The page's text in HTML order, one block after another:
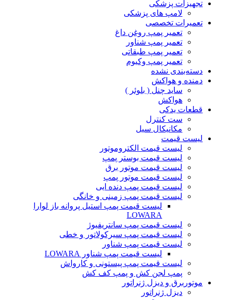
تجهیزات پزشکی
لامپ های پزشکی
تعمیرات تخصصی
تعمیر پمپ روغن داغ
تعمیر پمپ شناور
تعمیر پمپ طبقاتی
تعمیر پمپ وکیوم
دسته‌بندی نشده
دمنده و هواکش
ساید چنل ( بلوئر )
هواکش
قطعات یدکی
ست کنترل
مکانیکال سیل
لیست قیمت
لیست قیمت الکتروموتور
لیست قیمت بوستر پمپ
لیست قیمت موتور برق
لیست قیمت موتور پمپ
لیست قیمت پمپ دنده ایی
لیست قیمت پمپ زمینی و خانگی
ليست قيمت پمپ استيل پروانه باز لوارا
LOWARA
لیست قیمت پمپ سانتریفیوژ
لیست قیمت پمپ سیرکولاتور و خطی
لیست قیمت پمپ شناور
لیست قیمت پمپ شناور LOWARA
لیست قیمت پمپ پیستونی و کارواش
پمپ لجن کش و پمپ کف کش
موتوربرق و دیزل ژنراتور
دیزل ژنراتور